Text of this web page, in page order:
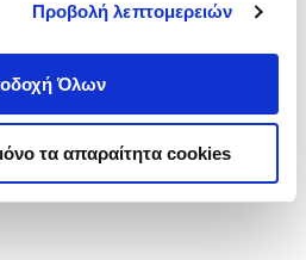
Προβολή λεπτομερειών
Όλων
τα απαραίτητα cookies